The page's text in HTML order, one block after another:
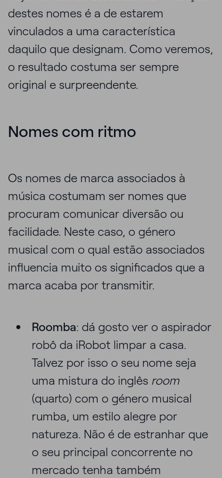
destes nomes é a de estarem
vinculados a uma característica
daquilo que designam. Como veremos,
o resultado costuma ser sempre
original e surpreendente.
Nomes com ritmo
Os nomes de marca associados à
música costumam ser nomes que
procuram comunicar diversão ou
facilidade. Neste caso, o género
musical com o qual estão associados
influencia muito os significados que a
marca acaba por transmitir.
Roomba: dá gosto ver o aspirador
robô da iRobot limpar a casa.
Talvez por isso o seu nome seja
uma mistura do inglês room
(quarto) com o género musical
rumba, um estilo alegre por
natureza. Não é de estranhar que
o seu principal concorrente no
mercado tenha também